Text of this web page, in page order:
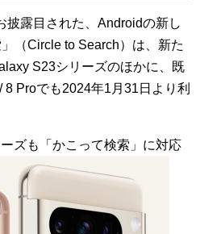
披露目された、Androidの新し
（Circle to Search）は、新た
S23シリーズのほかに、既
Proでも2024年1月31日より利
ズも「かこって検索」に対応